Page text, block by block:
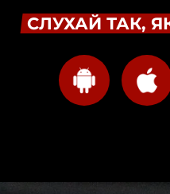
СЛУХАЙ ТАК,